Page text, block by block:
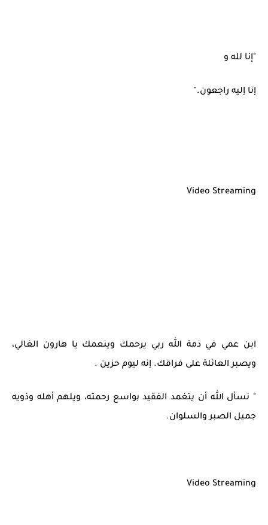
"إنا لله و
إنا إليه راجعون."
Video Streaming
ابن عمي في ذمة الله ربي يرحمك وينعمك يا هارون الغالي،
ويصبر العائلة على فراقك. إنه ليوم حزين .
" نسأل الله أن يتغمد الفقيد بواسع رحمته، ويلهم أهله وذويه
جميل الصبر والسلوان.
Video Streaming